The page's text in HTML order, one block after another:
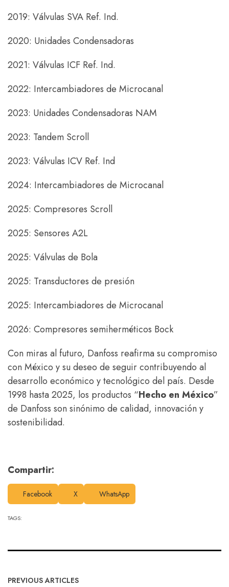
2019: Válvulas SVA Ref. Ind.
2020: Unidades Condensadoras
2021: Válvulas ICF Ref. Ind.
2022: Intercambiadores de Microcanal
2023: Unidades Condensadoras NAM
2023: Tandem Scroll
2023: Válvulas ICV Ref. Ind
2024: Intercambiadores de Microcanal
2025: Compresores Scroll
2025: Sensores A2L
2025: Válvulas de Bola
2025: Transductores de presión
2025: Intercambiadores de Microcanal
2026: Compresores semiherméticos Bock
Con miras al futuro, Danfoss reafirma su compromiso
con México y su deseo de seguir contribuyendo al
desarrollo económico y tecnológico del país. Desde
1998 hasta 2025, los productos “Hecho en México”
de Danfoss son sinónimo de calidad, innovación y
sostenibilidad.
Compartir:
Facebook X WhatsApp
TAGS:
PREVIOUS ARTICLES